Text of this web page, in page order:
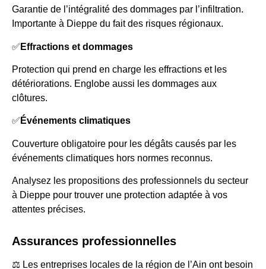
Garantie de l’intégralité des dommages par l’infiltration.
Importante à Dieppe du fait des risques régionaux.
✅ Effractions et dommages
Protection qui prend en charge les effractions et les
détériorations. Englobe aussi les dommages aux
clôtures.
✅ Événements climatiques
Couverture obligatoire pour les dégâts causés par les
événements climatiques hors normes reconnus.
Analysez les propositions des professionnels du secteur
à Dieppe pour trouver une protection adaptée à vos
attentes précises.
Assurances professionnelles
⚖️ Les entreprises locales de la région de l’Ain ont besoin